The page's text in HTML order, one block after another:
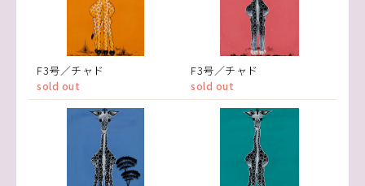
F3号／チャド
sold out
F3号／チャド
sold out